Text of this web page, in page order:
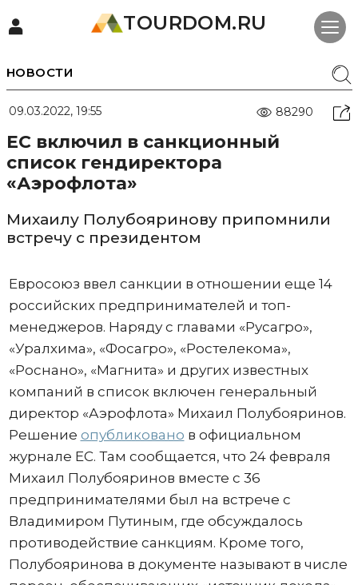
TOURDOM.RU
НОВОСТИ
09.03.2022, 19:55 88290
ЕС включил в санкционный
список гендиректора
«Аэрофлота»
Михаилу Полубояринову припомнили
встречу с президентом
Евросоюз ввел санкции в отношении еще 14
российских предпринимателей и топ-
менеджеров. Наряду с главами «Русагро»,
«Уралхима», «Фосагро», «Ростелекома»,
«Роснано», «Магнита» и других известных
компаний в список включен генеральный
директор «Аэрофлота» Михаил Полубояринов.
Решение опубликовано в официальном
журнале ЕС. Там сообщается, что 24 февраля
Михаил Полубояринов вместе с 36
предпринимателями был на встрече с
Владимиром Путиным, где обсуждалось
противодействие санкциям. Кроме того,
Полубояринова в документе называют в числе